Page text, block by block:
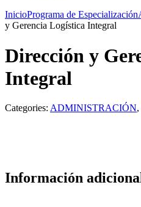
InicioPrograma de Especialización
y Gerencia Logística Integral
Dirección y
Integral
Categories: ADMINISTRACIÓN,
Información